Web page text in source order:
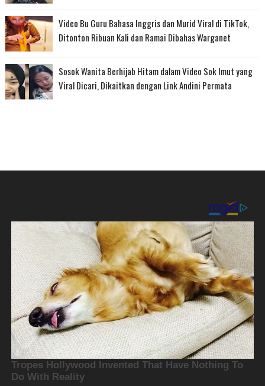
Video Bu Guru Bahasa Inggris dan Murid Viral di TikTok,
Ditonton Ribuan Kali dan Ramai Dibahas Warganet
Sosok Wanita Berhijab Hitam dalam Video Sok Imut yang
Viral Dicari, Dikaitkan dengan Link Andini Permata